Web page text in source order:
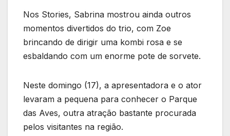
Nos Stories, Sabrina mostrou ainda outros
momentos divertidos do trio, com Zoe
brincando de dirigir uma kombi rosa e se
esbaldando com um enorme pote de sorvete.
Neste domingo (17), a apresentadora e o ator
levaram a pequena para conhecer o Parque
das Aves, outra atração bastante procurada
pelos visitantes na região.